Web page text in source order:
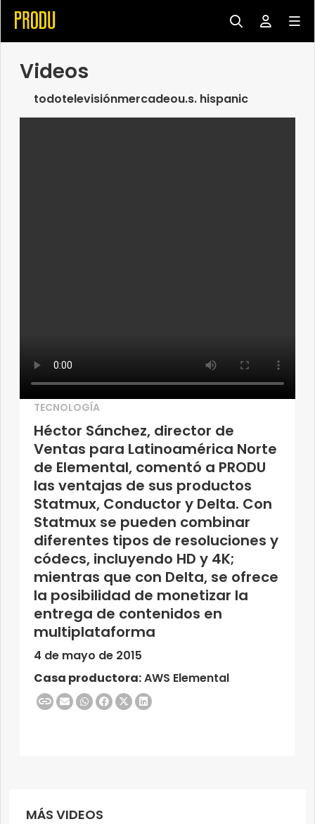
Videos
todotelevisiónmercadeou.s. hispanic
TECNOLOGÍA
Héctor Sánchez, director de
Ventas para Latinoamérica Norte
de Elemental, comentó a PRODU
las ventajas de sus productos
Statmux, Conductor y Delta. Con
Statmux se pueden combinar
diferentes tipos de resoluciones y
códecs, incluyendo HD y 4K;
mientras que con Delta, se ofrece
la posibilidad de monetizar la
entrega de contenidos en
multiplataforma
4 de mayo de 2015
Casa productora:AWS Elemental
MÁS VIDEOS